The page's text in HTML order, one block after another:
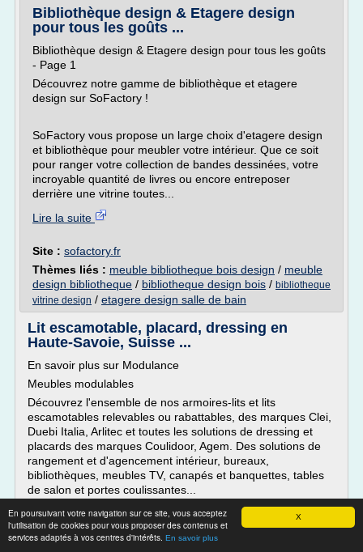
X
En poursuivant votre navigation sur ce site, vous acceptez
l'utilisation de cookies pour vous proposer des contenus et
services adaptés à vos centres d'intérêts. En savoir plus
Bibliothèque design & Etagere design
pour tous les goûts ...
Bibliothèque design & Etagere design pour tous les goûts
- Page 1
Découvrez notre gamme de bibliothèque et etagere
design sur SoFactory !
SoFactory vous propose un large choix d'etagere design
et bibliothèque pour meubler votre intérieur. Que ce soit
pour ranger votre collection de bandes dessinées, votre
incroyable quantité de livres ou encore entreposer
derrière une vitrine toutes...
Lire la suite
Site : sofactory.fr
Thèmes liés : meuble bibliotheque bois design / meuble
design bibliotheque / bibliotheque design bois / bibliotheque
vitrine design / etagere design salle de bain
Lit escamotable, placard, dressing en
Haute-Savoie, Suisse ...
En savoir plus sur Modulance
Meubles modulables
Découvrez l'ensemble de nos armoires-lits et lits
escamotables relevables ou rabattables, des marques Clei,
Duebi Italia, Arlitec et toutes les solutions de dressing et
placards des marques Coulidoor, Agem. Des solutions de
rangement et d'agencement intérieur, bureaux,
bibliothèques, meubles TV, canapés et banquettes, tables
de salon et portes coulissantes...
En savoir plus ...
Solutions sur...